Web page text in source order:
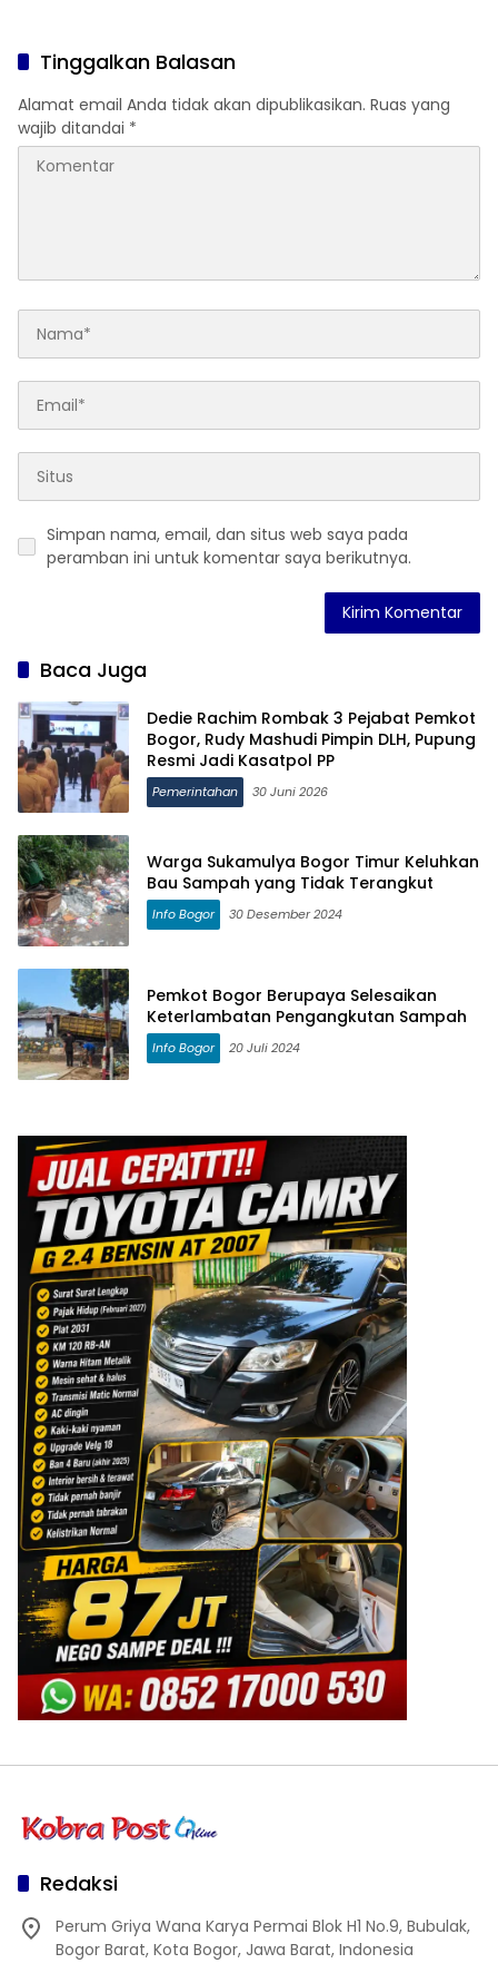
Tinggalkan Balasan
Alamat email Anda tidak akan dipublikasikan. Ruas yang
wajib ditandai *
Simpan nama, email, dan situs web saya pada
peramban ini untuk komentar saya berikutnya.
Baca Juga
Dedie Rachim Rombak 3 Pejabat Pemkot
Bogor, Rudy Mashudi Pimpin DLH, Pupung
Resmi Jadi Kasatpol PP
Pemerintahan 30 Juni 2026
Warga Sukamulya Bogor Timur Keluhkan
Bau Sampah yang Tidak Terangkut
Info Bogor 30 Desember 2024
Pemkot Bogor Berupaya Selesaikan
Keterlambatan Pengangkutan Sampah
Info Bogor 20 Juli 2024
Redaksi
Perum Griya Wana Karya Permai Blok H1 No.9, Bubulak,
Bogor Barat, Kota Bogor, Jawa Barat, Indonesia